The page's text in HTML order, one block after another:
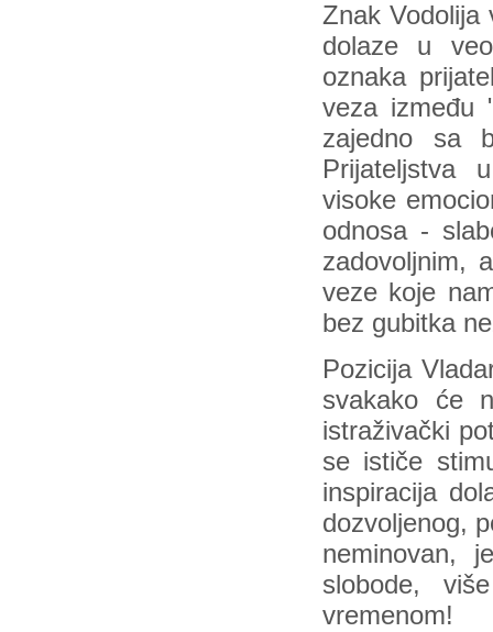
Znak Vodolija
dolaze u
oznaka
veza između
zajedno sa
Prijateljstva
visoke
odnosa -
zadovoljnim,
veze koje
bez gubitka
Pozicija
svakako će
istraživački
se ističe
inspiracija
dozvoljenog,
neminovan,
slobode,
vremenom!